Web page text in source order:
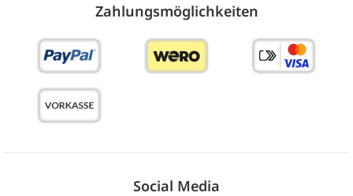
Zahlungs­möglich­keiten
Social Media